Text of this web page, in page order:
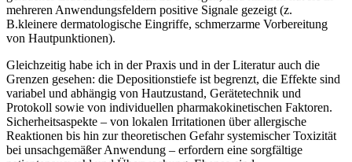
mehreren Anwendungsfeldern positive Signale gezeigt (z.
B.kleinere dermatologische‌ Eingriffe, schmerzarme⁢ Vorbereitung ​
von Hautpunktionen).
Gleichzeitig habe ‍ich ‍in der Praxis und⁢ in der⁢ Literatur⁣ auch die
Grenzen gesehen: die Depositionstiefe ist begrenzt, die Effekte⁤ sind
variabel und abhängig ‍von Hautzustand, ‍Gerätetechnik und
Protokoll sowie von individuellen pharmakokinetischen Faktoren.
Sicherheitsaspekte – von lokalen Irritationen über allergische
Reaktionen bis hin zur ‌theoretischen Gefahr systemischer Toxizität
bei unsachgemäßer Anwendung – erfordern ‍eine sorgfältige